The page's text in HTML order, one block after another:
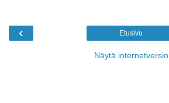
‹ Etusivu
Näytä internetversio